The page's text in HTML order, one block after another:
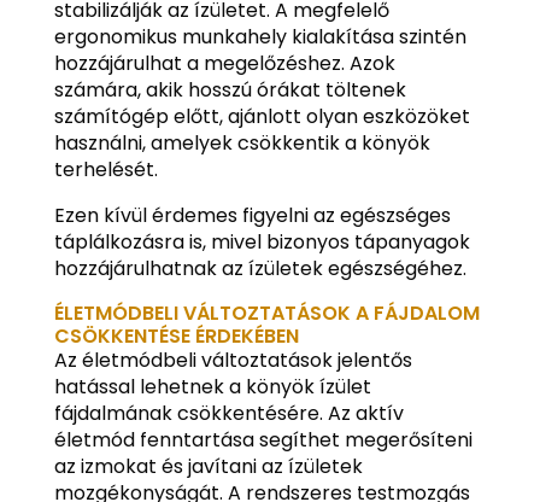
stabilizálják az ízületet. A megfelelő
ergonomikus munkahely kialakítása szintén
hozzájárulhat a megelőzéshez. Azok
számára, akik hosszú órákat töltenek
számítógép előtt, ajánlott olyan eszközöket
használni, amelyek csökkentik a könyök
terhelését.
Ezen kívül érdemes figyelni az egészséges
táplálkozásra is, mivel bizonyos tápanyagok
hozzájárulhatnak az ízületek egészségéhez.
ÉLETMÓDBELI VÁLTOZTATÁSOK A FÁJDALOM
CSÖKKENTÉSE ÉRDEKÉBEN
Az életmódbeli változtatások jelentős
hatással lehetnek a könyök ízület
fájdalmának csökkentésére. Az aktív
életmód fenntartása segíthet megerősíteni
az izmokat és javítani az ízületek
mozgékonyságát. A rendszeres testmozgás